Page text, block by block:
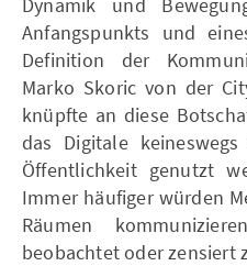
Anfangspunkts und
Definition der
Marko Skoric von der
knüpfte an diese
das Digitale
Öffentlichkeit genutzt
Immer häufiger würden
Räumen
beobachtet oder zensiert